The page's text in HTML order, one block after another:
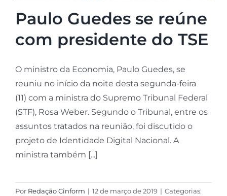
Paulo Guedes se reúne
com presidente do TSE
O ministro da Economia, Paulo Guedes, se
reuniu no início da noite desta segunda-feira
(11) com a ministra do Supremo Tribunal Federal
(STF), Rosa Weber. Segundo o Tribunal, entre os
assuntos tratados na reunião, foi discutido o
projeto de Identidade Digital Nacional. A
ministra também [...]
Por Redação Cinform | 12 de março de 2019 | Categorias: